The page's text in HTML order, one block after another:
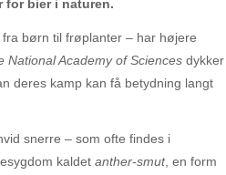
for bier i naturen.
børn til frøplanter – har højere
National Academy of Sciences dykker
deres kamp kan få betydning langt
snerre – som ofte findes i
kaldet anther-smut, en form